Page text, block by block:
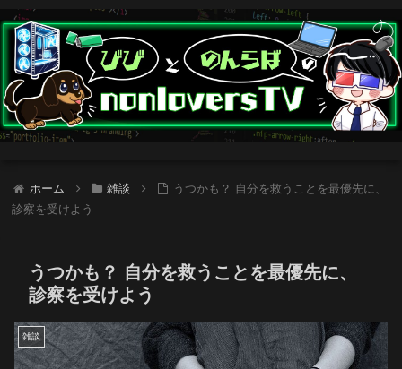
ホーム 雑談
うつかも？ 自分を救うことを最優先に、
診察を受けよう
うつかも？ 自分を救うことを最優先に、
診察を受けよう
雑談